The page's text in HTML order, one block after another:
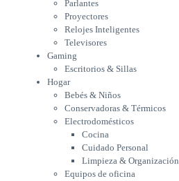
Electrodomésticos
Cocina
Cuidado Personal
Equipos de oficina
Impresoras
A chorro
Etiqueta & Ticket
Formato Ancho & Plotters
Láser
Matriciales
Multifuncional a Tinta
Parlantes
Proyectores
Relojes Inteligentes
Televisores
Gaming
Escritorios & Sillas
Hogar
Bebés & Niños
Conservadoras & Térmicos
Electrodomésticos
Cocina
Cuidado Personal
Limpieza & Organización
Equipos de oficina